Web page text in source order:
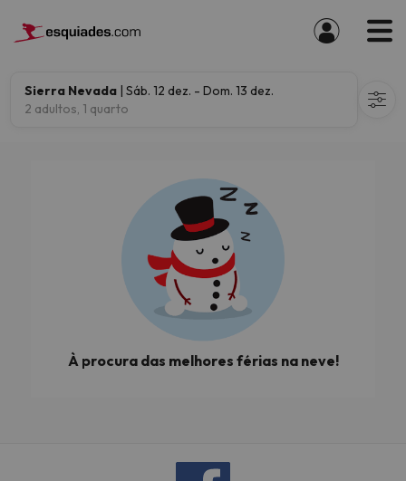
Sierra Nevada | Sáb. 12 dez. - Dom. 13 dez.
2 adultos, 1 quarto
À procura das melhores férias na neve!